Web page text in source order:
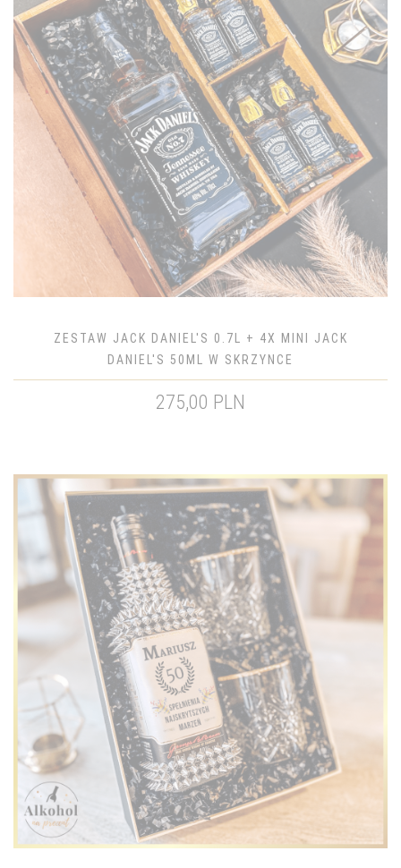
ZESTAW JACK DANIEL'S 0.7L + 4X MINI JACK
DANIEL'S 50ML W SKRZYNCE
275,00 PLN